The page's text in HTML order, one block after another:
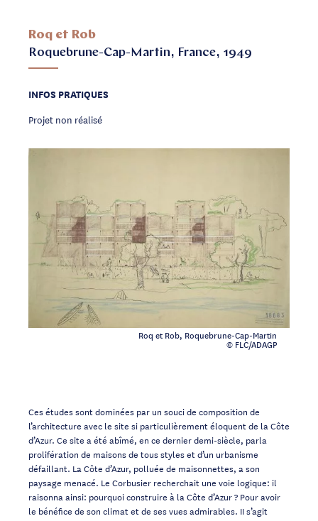
Roq et Rob
Roquebrune-Cap-Martin, France, 1949
Roq et Rob, Roquebrune-Cap-Martin
© FLC/ADAGP
INFOS PRATIQUES
Projet non réalisé
Ces études sont dominées par un souci de composition de
l’architecture avec le site si particulièrement éloquent de la Côte
d’Azur. Ce site a été abîmé, en ce dernier demi-siècle, parla
prolifération de maisons de tous styles et d’un urbanisme
défaillant. La Côte d’Azur, polluée de maisonnettes, a son
paysage menacé. Le Corbusier recherchait une voie logique: il
raisonna ainsi: pourquoi construire à la Côte d’Azur ? Pour avoir
le bénéfice de son climat et de ses vues admirables. II s’agit